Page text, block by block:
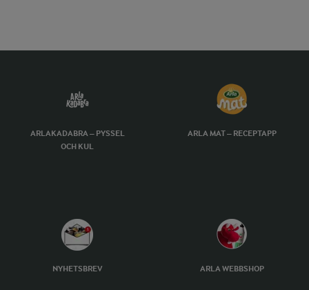
ARLAKADABRA – PYSSEL
OCH KUL
ARLA MAT – RECEPTAPP
NYHETSBREV ARLA WEBBSHOP